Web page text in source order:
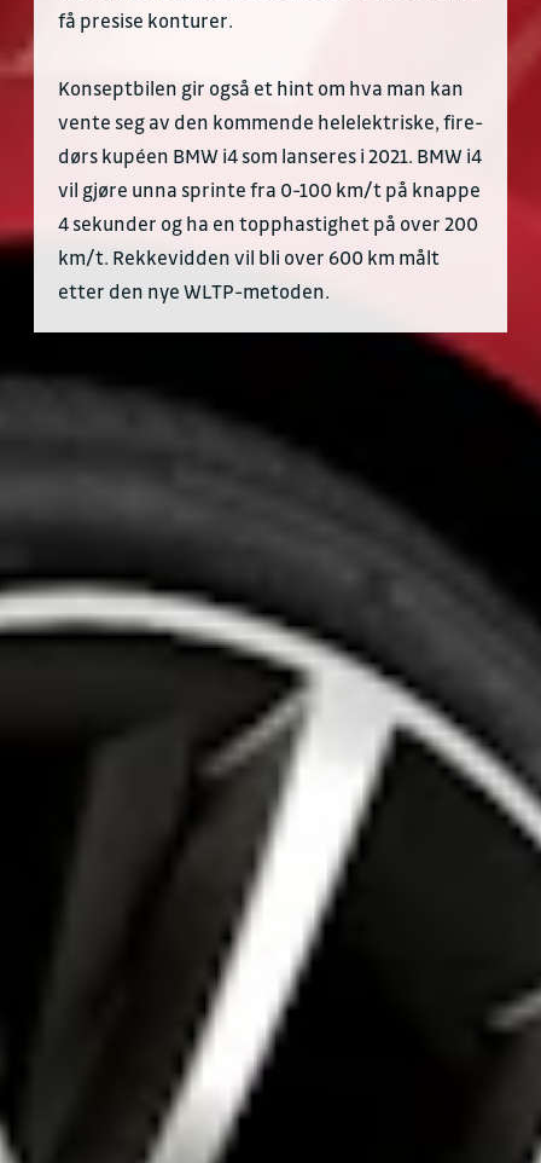
få presise konturer.
Konseptbilen gir også et hint om hva man kan
vente seg av den kommende helelektriske, fire-
dørs kupéen BMW i4 som lanseres i 2021. BMW i4
vil gjøre unna sprinte fra 0-100 km/t på knappe
4 sekunder og ha en topphastighet på over 200
km/t. Rekkevidden vil bli over 600 km målt
etter den nye WLTP-metoden.